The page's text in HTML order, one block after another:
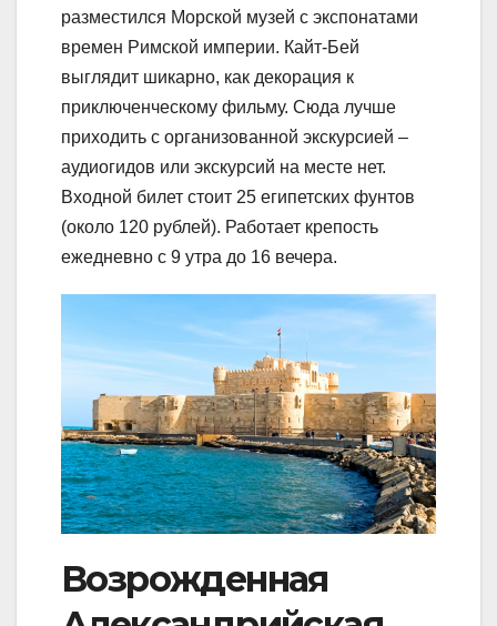
разместился Морской музей с экспонатами
времен Римской империи. Кайт-Бей
выглядит шикарно, как декорация к
приключенческому фильму. Сюда лучше
приходить с организованной экскурсией –
аудиогидов или экскурсий на месте нет.
Входной билет стоит 25 египетских фунтов
(около 120 рублей). Работает крепость
ежедневно с 9 утра до 16 вечера.
Возрожденная